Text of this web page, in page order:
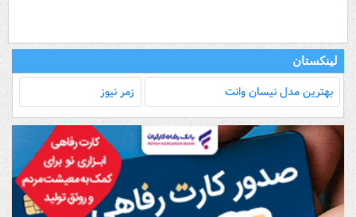
لینکستان
بهترین مدل‌ نیسان وانت زمر نیوز